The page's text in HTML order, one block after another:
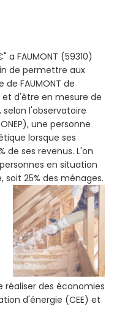
a FAUMONT (59310)
de permettre aux
FAUMONT de
d'être en mesure de
l'observatoire
une personne
lorsque ses
de ses revenus. L'on
en situation
25% des ménages.
des économies
d'énergie (CEE) et